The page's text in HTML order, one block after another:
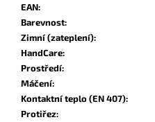
EAN:
Barevnost:
Zimní (zateplení):
HandCare:
Prostředí:
Máčení:
Kontaktní teplo (EN 407):
Protiřez:
e
m
e